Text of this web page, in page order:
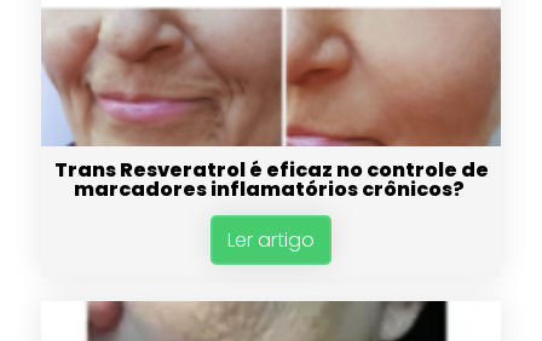
Trans Resveratrol é eficaz no controle de
marcadores inflamatórios crônicos?
Ler artigo